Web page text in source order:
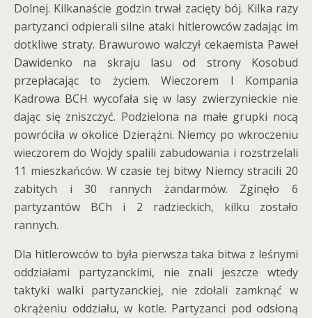
Dolnej. Kilkanaście godzin trwał zacięty bój. Kilka razy
partyzanci odpierali silne ataki hitlerowców zadając im
dotkliwe straty. Brawurowo walczył cekaemista Paweł
Dawidenko na skraju lasu od strony Kosobud
przepłacając to życiem. Wieczorem I Kompania
Kadrowa BCH wycofała się w lasy zwierzynieckie nie
dając się zniszczyć. Podzielona na małe grupki nocą
powróciła w okolice Dzierążni. Niemcy po wkroczeniu
wieczorem do Wojdy spalili zabudowania i rozstrzelali
11 mieszkańców. W czasie tej bitwy Niemcy stracili 20
zabitych i 30 rannych żandarmów. Zginęło 6
partyzantów BCh i 2 radzieckich, kilku zostało
rannych.
Dla hitlerowców to była pierwsza taka bitwa z leśnymi
oddziałami partyzanckimi, nie znali jeszcze wtedy
taktyki walki partyzanckiej, nie zdołali zamknąć w
okrążeniu oddziału, w kotle. Partyzanci pod odsłoną